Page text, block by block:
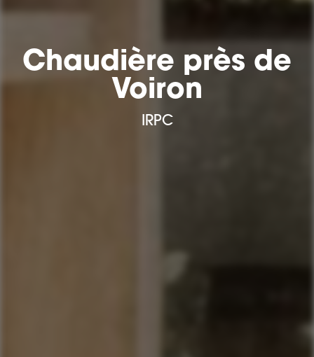
Chaudière près de
Voiron
IRPC